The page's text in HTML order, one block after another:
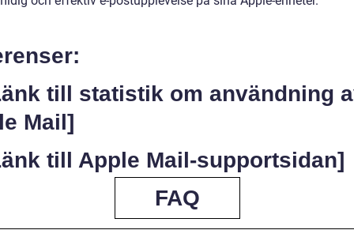
till statistik om användning
Mail]
till Apple Mail-supportsidan]
FAQ